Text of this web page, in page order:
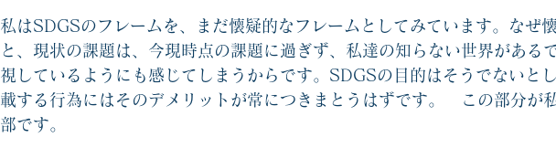
私はSDGSのフレームを、まだ懐疑的なフレームとしてみています。なぜ
と、現状の課題は、今現時点の課題に過ぎず、私達の知らない世界がある
視しているようにも感じてしまうからです。SDGSの目的はそうでないと
載する行為にはそのデメリットが常につきまとうはずです。　この部分が
部です。